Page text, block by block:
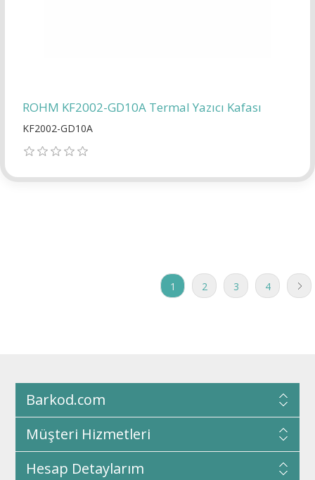
ROHM KF2002-GD10A Termal Yazıcı Kafası
KF2002-GD10A
1 2 3 4
Barkod.com
Müşteri Hizmetleri
Hesap Detaylarım